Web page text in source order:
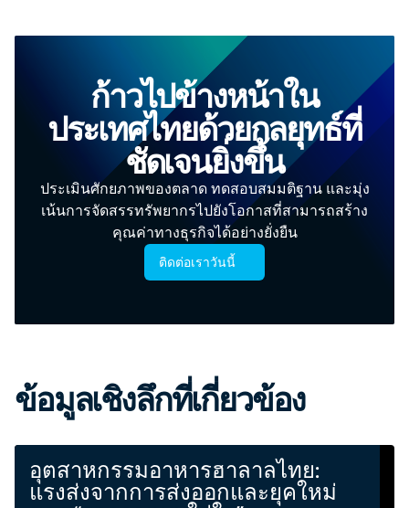
ก้าวไปข้างหน้าใน
ประเทศไทยด้วยกลยุทธ์ที่
ชัดเจนยิ่งขึ้น
ประเมินศักยภาพของตลาด ทดสอบสมมติฐาน และมุ่ง
เน้นการจัดสรรทรัพยากรไปยังโอกาสที่สามารถสร้าง
คุณค่าทางธุรกิจได้อย่างยั่งยืน
ติดต่อเราวันนี้
ข้อมูลเชิงลึกที่เกี่ยวข้อง
อุตสาหกรรมอาหารฮาลาลไทย:
แรงส่งจากการส่งออกและยุคใหม่